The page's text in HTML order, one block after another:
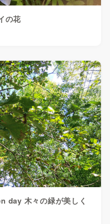
の花
day 木々の緑が美しく